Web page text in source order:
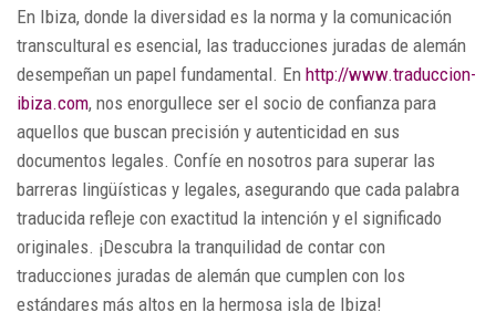
En Ibiza, donde la diversidad es la norma y la comunicación
transcultural es esencial, las traducciones juradas de alemán
desempeñan un papel fundamental. En http://www.traduccion-
ibiza.com, nos enorgullece ser el socio de confianza para
aquellos que buscan precisión y autenticidad en sus
documentos legales. Confíe en nosotros para superar las
barreras lingüísticas y legales, asegurando que cada palabra
traducida refleje con exactitud la intención y el significado
originales. ¡Descubra la tranquilidad de contar con
traducciones juradas de alemán que cumplen con los
estándares más altos en la hermosa isla de Ibiza!